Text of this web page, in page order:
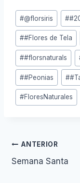
Etiquetas
de
la
entrada:
#@florsiris #
##Flores de Tela
##florsnaturals
##Peonias #
#FloresNaturales
Navegación
de
ANTERIOR
Semana Santa